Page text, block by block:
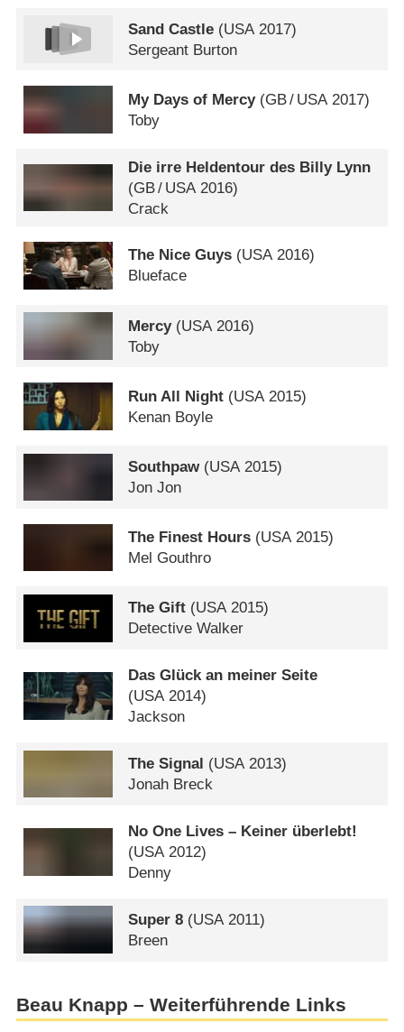
Sand Castle (USA 2017)
Sergeant Burton
My Days of Mercy(GB/ USA 2017)
Toby
Die irre Heldentour des Billy Lynn
(GB/ USA 2016)
Crack
The Nice Guys (USA2016)
Blueface
Mercy(USA 2016)
Toby
Run All Night (USA 2015)
Kenan Boyle
Southpaw (USA2015)
Jon Jon
The Finest Hours (USA2015)
Mel Gouthro
The Gift (USA2015)
Detective Walker
Das Glück an meiner Seite
(USA2014)
Jackson
The Signal (USA2013)
Jonah Breck
No One Lives – Keiner überlebt!
(USA2012)
Denny
Super 8 (USA 2011)
Breen
Beau Knapp – Weiterführende Links